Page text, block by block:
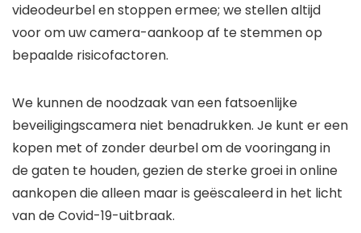
videodeurbel en stoppen ermee; we stellen altijd
voor om uw camera-aankoop af te stemmen op
bepaalde risicofactoren.
We kunnen de noodzaak van een fatsoenlijke
beveiligingscamera niet benadrukken. Je kunt er een
kopen met of zonder deurbel om de vooringang in
de gaten te houden, gezien de sterke groei in online
aankopen die alleen maar is geëscaleerd in het licht
van de Covid-19-uitbraak.